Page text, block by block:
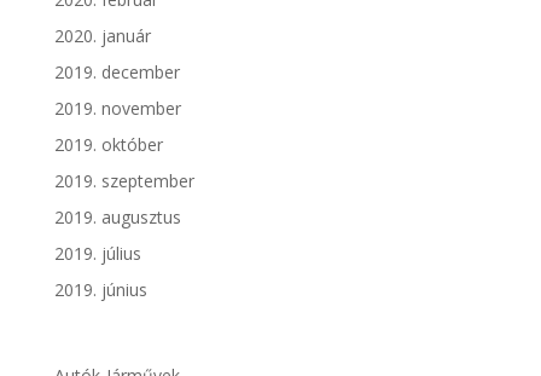
2020. január
2019. december
2019. november
2019. október
2019. szeptember
2019. augusztus
2019. július
2019. június